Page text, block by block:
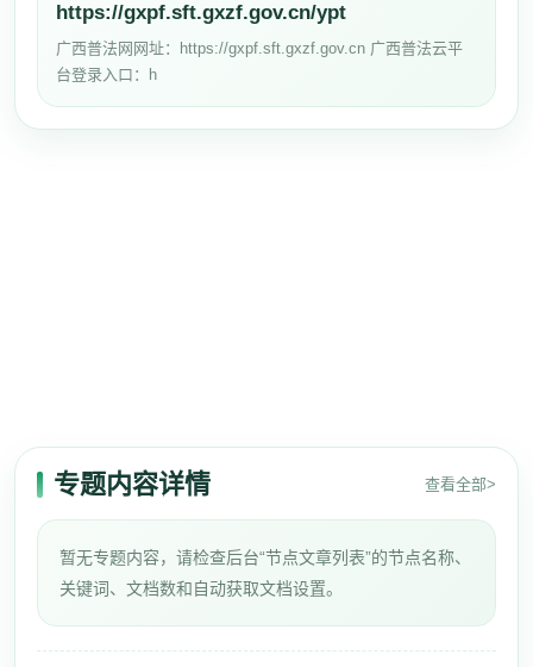
https://gxpf.sft.gxzf.gov.cn/ypt
广西普法网网址：https://gxpf.sft.gxzf.gov.cn 广西普法云平
台登录入口：h
专题内容详情 查看全部>
暂无专题内容，请检查后台“节点文章列表”的节点名称、
关键词、文档数和自动获取文档设置。